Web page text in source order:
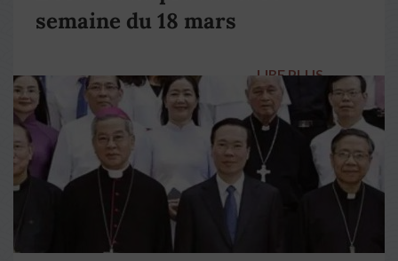
semaine du 18 mars
LIRE PLUS →